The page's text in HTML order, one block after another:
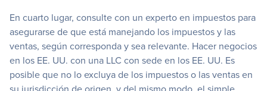
En cuarto lugar, consulte con un experto en impuestos para
asegurarse de que está manejando los impuestos y las
ventas, según corresponda y sea relevante. Hacer negocios
en los EE. UU. con una LLC con sede en los EE. UU. Es
posible que no lo excluya de los impuestos o las ventas en